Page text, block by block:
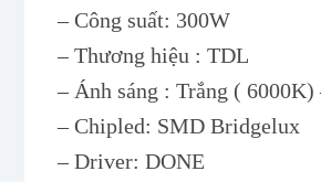
– Công suất: 300W
– Thương hiệu : TDL
– Ánh sáng : Trắng (
– Chipled: SMD Bridgelux
– Driver: DONE